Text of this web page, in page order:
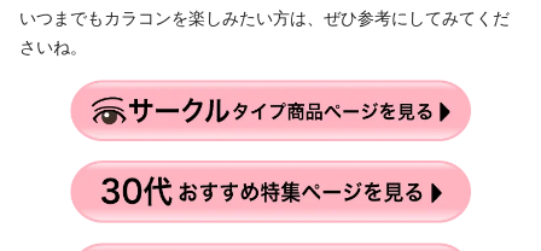
いつまでもカラコンを楽しみたい方は、ぜひ参考にしてみてくだ
さいね。